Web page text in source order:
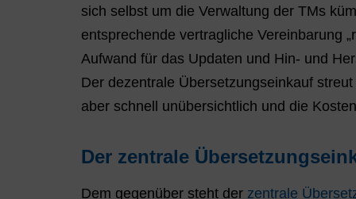
sich selbst um die Verwaltung der TMs
entsprechende vertragliche Vereinbarung
Aufwand für das Updaten und Hin- und
Der dezentrale Übersetzungseinkauf
aber schnell unübersichtlich und die
Der zentrale
Dem gegenüber steht der zentrale